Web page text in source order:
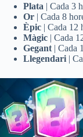
Plata | Cada 3
Or | Cada 8
Èpic | Cada 12
Màgic | Cada
Gegant | Cada
Llegendari |